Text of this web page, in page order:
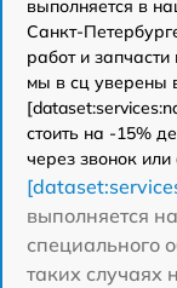
выполняется в
Санкт-
работ и
мы в сц уверены
стоить на -15%
через звонок
выполняется
специального
таких случаях